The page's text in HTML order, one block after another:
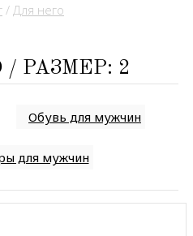
/ Для него
РАЗМЕР: 2
Обувь для мужчин
для мужчин